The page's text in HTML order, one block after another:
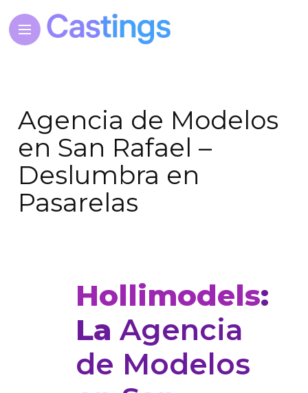
Agencia de Modelos
en San Rafael –
Deslumbra en
Pasarelas
Hollimodels:
LaAgencia
de Modelos